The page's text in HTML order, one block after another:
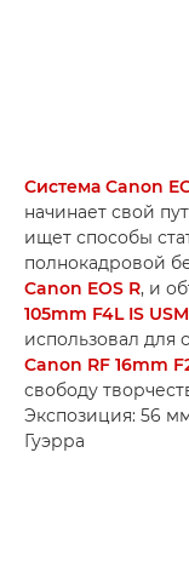
Система Canon
начинает свой
ищет способы
полнокадровой
Canon EOS R, и
105mm F4L IS USM
использовал для
Canon RF 16mm
свободу
Экспозиция: 56
Гуэрра